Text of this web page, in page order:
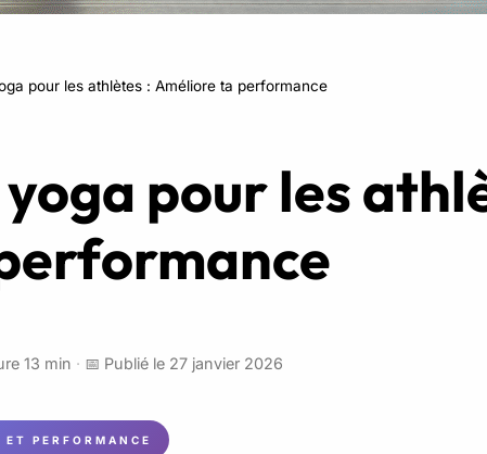
pour les athlètes : Améliore ta performance
pour les
13 min · 📅 Publié le 27 janvier 2026
PERFORMANCE